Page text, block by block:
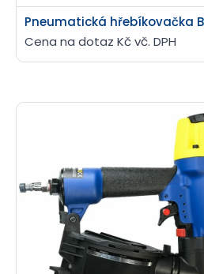
Pneumatická hřebíkovačka
Cena na dotaz Kč vč. DPH